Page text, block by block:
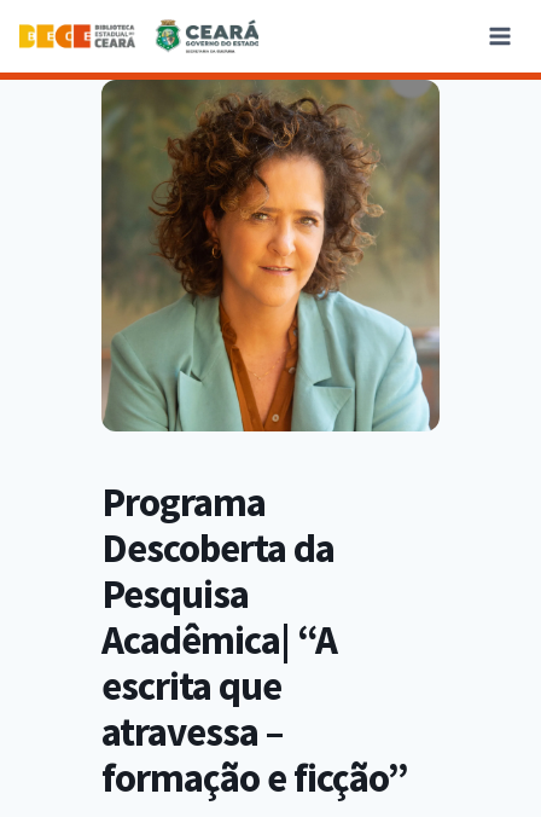
Programa
Descoberta da
Pesquisa
Acadêmica| “A
escrita que
atravessa –
formação e ficção”